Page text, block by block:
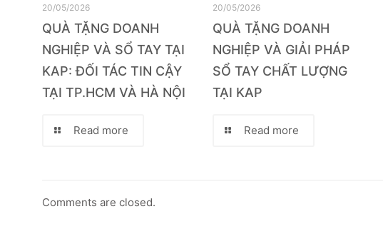
20/05/2026
QUÀ TẶNG DOANH
NGHIỆP VÀ SỔ TAY TẠI
KAP: ĐỐI TÁC TIN CẬY
TẠI TP.HCM VÀ HÀ NỘI
Read more
20/05/2026
QUÀ TẶNG DOANH
NGHIỆP VÀ GIẢI PHÁP
SỔ TAY CHẤT LƯỢNG
TẠI KAP
Read more
Comments are closed.